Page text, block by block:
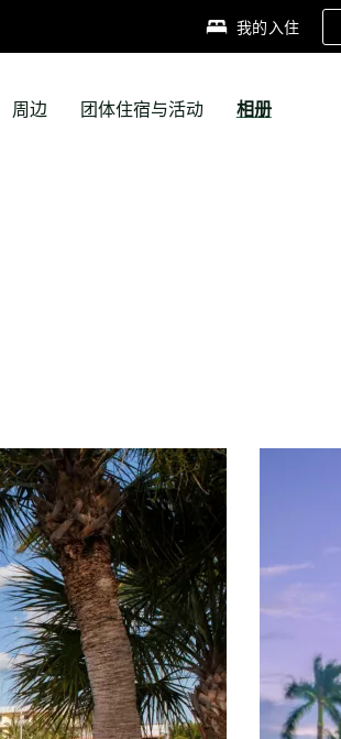
我的入住
周边 团体住宿与活动 相册